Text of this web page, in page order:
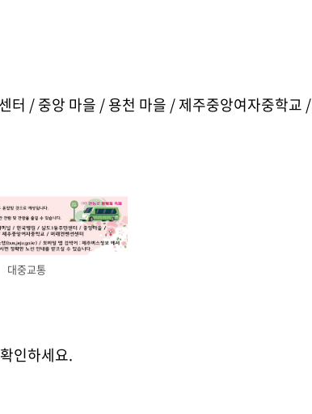
터 / 중앙 마을 / 용천 마을 / 제주중앙여자중학교 /
대중교통
인하세요.